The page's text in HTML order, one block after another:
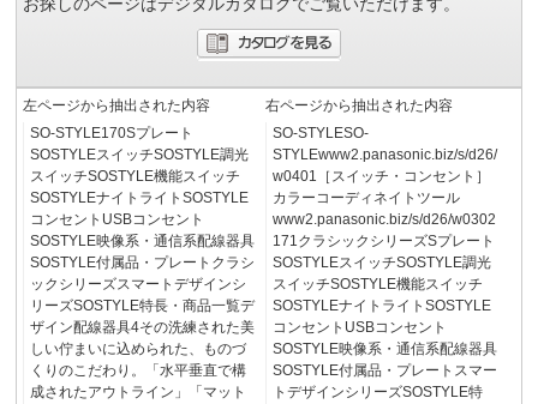
お探しのページはデジタルカタログでご覧いただけます。
左ページから抽出された内容
SO-STYLE170Sプレート
SOSTYLEスイッチSOSTYLE調光
スイッチSOSTYLE機能スイッチ
SOSTYLEナイトライトSOSTYLE
コンセントUSBコンセント
SOSTYLE映像系・通信系配線器具
SOSTYLE付属品・プレートクラシ
ックシリーズスマートデザインシ
リーズSOSTYLE特長・商品一覧デ
ザイン配線器具4その洗練された美
しい佇まいに込められた、ものづ
くりのこだわり。「水平垂直で構
成されたアウトライン」「マット
右ページから抽出された内容
SO-STYLESO-
STYLEwww2.panasonic.biz/s/d26/
w0401［スイッチ・コンセント］
カラーコーディネイトツール
www2.panasonic.biz/s/d26/w0302
171クラシックシリーズSプレート
SOSTYLEスイッチSOSTYLE調光
スイッチSOSTYLE機能スイッチ
SOSTYLEナイトライトSOSTYLE
コンセントUSBコンセント
SOSTYLE映像系・通信系配線器具
SOSTYLE付属品・プレートスマー
トデザインシリーズSOSTYLE特